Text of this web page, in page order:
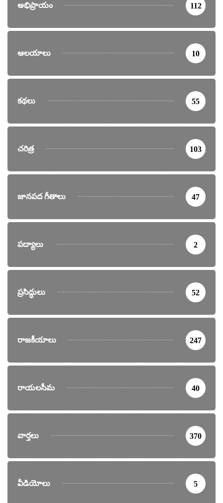
అభిప్రాయం 112
ఆలయాలు 10
కథలు 55
చరిత్ర 103
జానపద గీతాలు 47
పద్యాలు 2
ప్రసిద్ధులు 52
రాజకీయాలు 247
రాయలసీమ 40
వార్తలు 370
వీడియోలు 5